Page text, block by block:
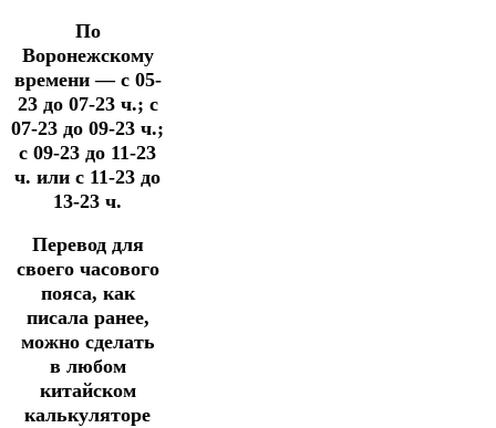
По
Воронежскому
времени — с 05-
23 до 07-23 ч.; с
07-23 до 09-23 ч.;
с 09-23 до 11-23
ч. или с 11-23 до
13-23 ч.
Перевод для
своего часового
пояса, как
писала ранее,
можно сделать
в любом
китайском
калькуляторе